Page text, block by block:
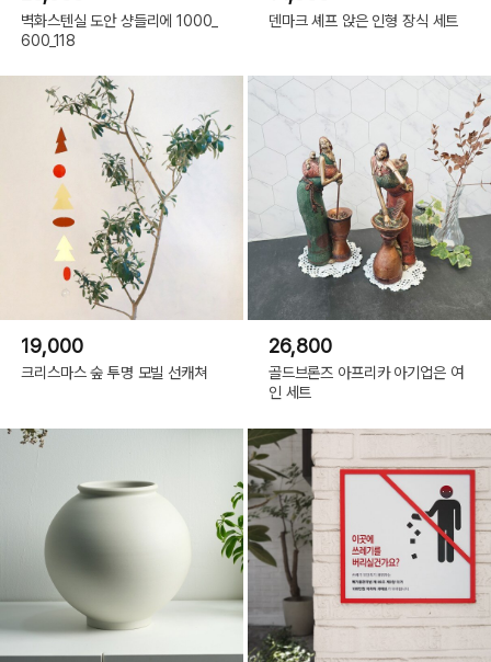
벽화스텐실 도안 샹들리에 1000_
600_118
덴마크 셰프 앉은 인형 장식 세트
19,000
크리스마스 숲 투명 모빌 선캐쳐
26,800
골드브론즈 아프리카 아기업은 여
인 세트